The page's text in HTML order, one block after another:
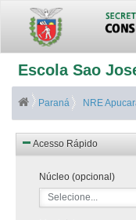
Escola Sao
Paraná NRE
Acesso Rápido
Núcleo (opcional)
Selecione...